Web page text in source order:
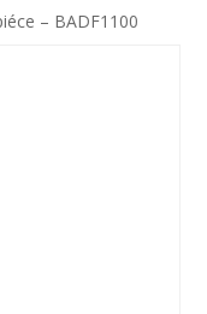
– BADF1100